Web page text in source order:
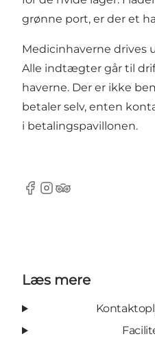
grønne port, er der et
Medicinhaverne drives
Alle indtægter går til
haverne. Der er ikke
betaler selv, enten
i betalingspavillonen.
Facebook
Instagram
Tripadvisor
Læs mere